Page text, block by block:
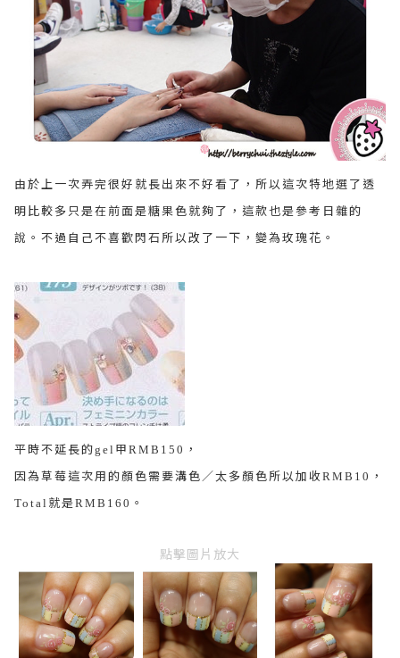
由於上一次弄完很好就長出來不好看了，所以這次特地選了透
明比較多只是在前面是糖果色就夠了，這款也是參考日雜的
說。不過自己不喜歡閃石所以改了一下，變為玫瑰花。
平時不延長的gel 甲 RMB150 ，
因為草莓這次用的顏色需要溝色／太多顏色所以加收RMB10 ，
Total 就是RMB160 。
點擊圖片放大